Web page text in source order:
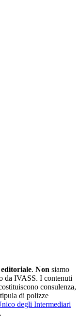
. Non siamo
da IVASS. I contenuti
consulenza,
di polizze
degli Intermediari
.